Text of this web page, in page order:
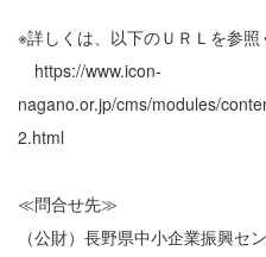
※詳しくは、以下のＵＲＬを参照
https://www.icon-
nagano.or.jp/cms/modules/
2.html
≪問合せ先≫
（公財）長野県中小企業振興